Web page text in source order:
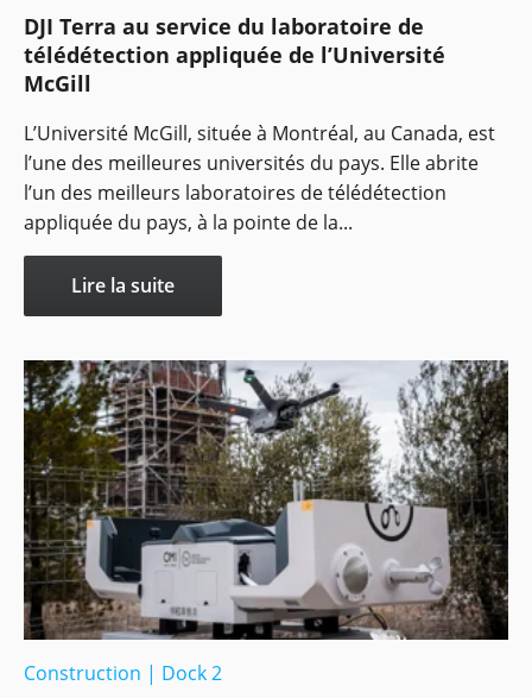
DJI Terra au service du laboratoire de
télédétection appliquée de l’Université
McGill
L’Université McGill, située à Montréal, au Canada, est
l’une des meilleures universités du pays. Elle abrite
l’un des meilleurs laboratoires de télédétection
appliquée du pays, à la pointe de la...
Lire la suite
Construction | Dock 2